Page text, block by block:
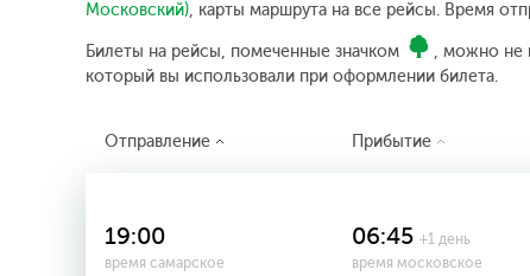
Московский), карты маршрута на все рейсы. Время
Билеты на рейсы, помеченные значком
, можно не
который вы использовали при оформлении билета.
Отправление Прибытие
19:00
время самарское
06:45 +1 день
время московское